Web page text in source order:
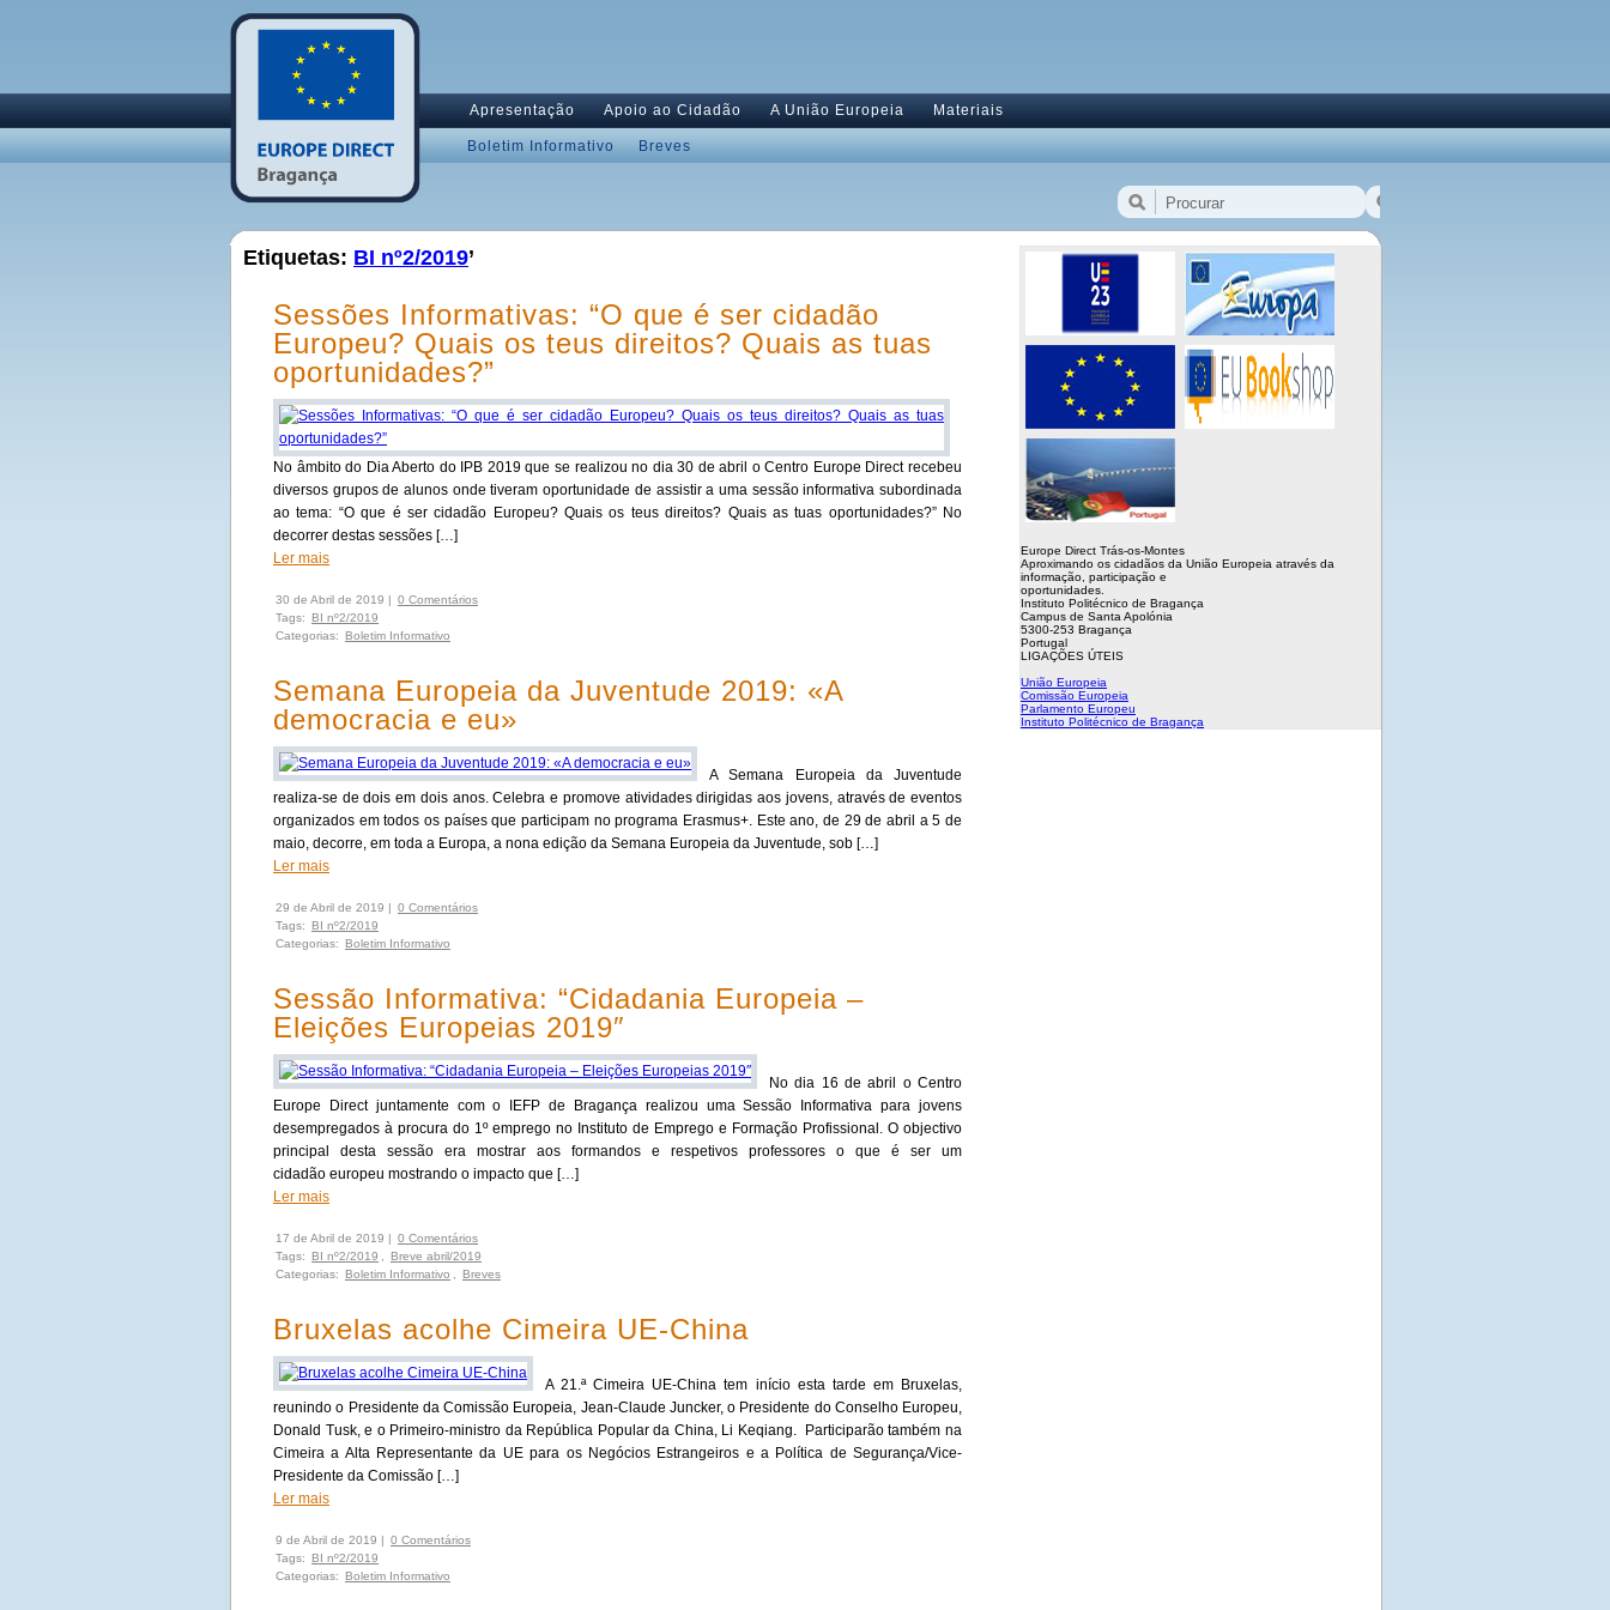
Apresentação Apoio ao Cidadão A União Europeia Materiais
Boletim Informativo Breves
Etiquetas: BI nº2/2019’
Sessões Informativas: “O que é ser cidadão
Europeu? Quais os teus direitos? Quais as tuas
oportunidades?”
No âmbito do Dia Aberto do IPB 2019 que se realizou no dia 30 de abril o Centro Europe Direct recebeu
diversos grupos de alunos onde tiveram oportunidade de assistir a uma sessão informativa subordinada
ao tema: “O que é ser cidadão Europeu? Quais os teus direitos? Quais as tuas oportunidades?” No
decorrer destas sessões […]
Ler mais
30 de Abril de 2019 | 0 Comentários
Tags:
BI nº2/2019
Categorias:
Boletim Informativo
Semana Europeia da Juventude 2019: «A
democracia e eu»
A Semana Europeia da Juventude
realiza-se de dois em dois anos. Celebra e promove atividades dirigidas aos jovens, através de eventos
organizados em todos os países que participam no programa Erasmus+. Este ano, de 29 de abril a 5 de
maio, decorre, em toda a Europa, a nona edição da Semana Europeia da Juventude, sob […]
Ler mais
29 de Abril de 2019 | 0 Comentários
Tags:
BI nº2/2019
Categorias:
Boletim Informativo
Sessão Informativa: “Cidadania Europeia –
Eleições Europeias 2019″
No dia 16 de abril o Centro
Europe Direct juntamente com o IEFP de Bragança realizou uma Sessão Informativa para jovens
desempregados à procura do 1º emprego no Instituto de Emprego e Formação Profissional. O objectivo
principal desta sessão era mostrar aos formandos e respetivos professores o que é ser um
cidadão europeu mostrando o impacto que […]
Ler mais
17 de Abril de 2019 | 0 Comentários
Tags:
BI nº2/2019
Breve abril/2019
Categorias:
Boletim Informativo Breves
Bruxelas acolhe Cimeira UE-China
A 21.ª Cimeira UE-China tem início esta tarde em Bruxelas,
reunindo o Presidente da Comissão Europeia, Jean-Claude Juncker, o Presidente do Conselho Europeu,
Donald Tusk, e o Primeiro-ministro da República Popular da China, Li Keqiang. Participarão também na
Cimeira a Alta Representante da UE para os Negócios Estrangeiros e a Política de Segurança/Vice-
Presidente da Comissão […]
Ler mais
9 de Abril de 2019 | 0 Comentários
Tags:
BI nº2/2019
Categorias:
Boletim Informativo
Europe Direct Trás-os-Montes
Aproximando os cidadãos da União Europeia através da
informação, participação e
oportunidades.
Instituto Politécnico de Bragança
Campus de Santa Apolónia
5300-253 Bragança
Portugal
LIGAÇÕES ÚTEIS
União Europeia
Comissão Europeia
Parlamento Europeu
Instituto Politécnico de Bragança